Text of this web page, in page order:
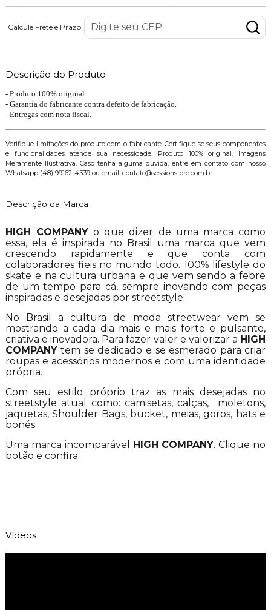
Calcule Frete e Prazo
Descrição do Produto
- Produto 100% original.
- Garantia do fabricante contra defeito de fabricação.
- Entregas com nota fiscal.
Verifique limitações do produto com o fabricante. Certifique se seus componentes
e funcionalidades atende sua necessidade. Produto 100% original. Imagens
Meramente Ilustrativa. Caso tenha alguma dúvida, entre em contato com nosso
Whatsapp (48) 99162-4339 ou email: contato@sessionstore.com.br
Descrição da Marca
HIGH COMPANY o que dizer de uma marca como
essa, ela é inspirada no Brasil uma marca que vem
crescendo rapidamente e que conta com
colaboradores fieis no mundo todo. 100% lifestyle do
skate e na cultura urbana e que vem sendo a febre
de um tempo para cá, sempre inovando com peças
inspiradas e desejadas por streetstyle:
No Brasil a cultura de moda streetwear vem se
mostrando a cada dia mais e mais forte e pulsante,
criativa e inovadora. Para fazer valer e valorizar a HIGH
COMPANYtem se dedicado e se esmerado para criar
roupas e acessórios modernos e com uma identidade
própria.
Com seu estilo próprio traz as mais desejadas no
streetstyle atual como: camisetas, calças, moletons,
jaquetas, Shoulder Bags, bucket, meias, goros, hats e
bonés.
Uma marca incomparável HIGH COMPANY. Clique no
botão e confira:
Vídeos